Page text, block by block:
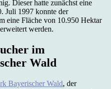
Dieser hatte zunächst eine
Juli 1997 konnte der
eine Fläche von 10.950 Hektar
werden.
im
Wald
Bayerischer Wald, der